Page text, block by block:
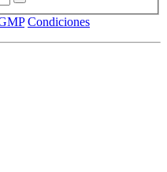
Condiciones